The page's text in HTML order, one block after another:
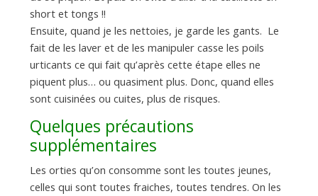
short et tongs !!
Ensuite, quand je les nettoies, je garde les gants. Le
fait de les laver et de les manipuler casse les poils
urticants ce qui fait qu’après cette étape elles ne
piquent plus… ou quasiment plus. Donc, quand elles
sont cuisinées ou cuites, plus de risques.
Quelques précautions
supplémentaires
Les orties qu’on consomme sont les toutes jeunes,
celles qui sont toutes fraiches, toutes tendres. On les